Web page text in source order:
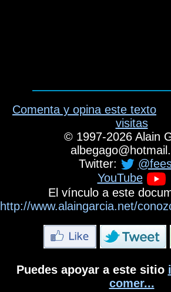
Comenta y opina este texto
visitas
©1997-2026 Alain
albegago@
Twitter:
YouTube
El vínculo a este
http://www.alaingarcia.net/
Puedes apoyar a este sitio
comer...